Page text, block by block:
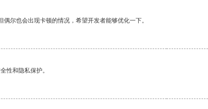
尔也会出现卡顿的情况，希望开发者能够优化一下。
性和隐私保护。